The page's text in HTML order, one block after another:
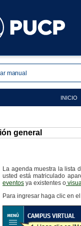
INICIO
general
La agenda muestra la lista
usted está matriculado
eventos ya existentes o
Para ingresar haga clic en